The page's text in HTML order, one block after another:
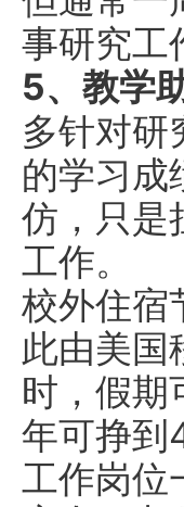
事研究工
5、教学
多针对研
的学习成
仿，只是
工作。
校外住宿
此由美国
时，假期
年可挣
工作岗位